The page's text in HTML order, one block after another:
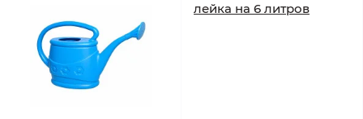
лейка на 6 литров